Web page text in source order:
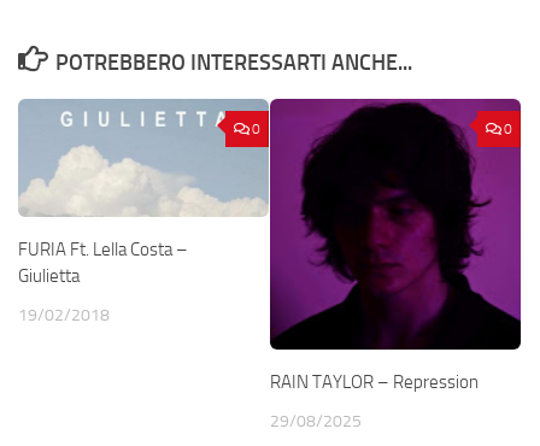
POTREBBERO INTERESSARTI ANCHE...
0
FURIA Ft. Lella Costa –
Giulietta
19/02/2018
0
RAIN TAYLOR – Repression
29/08/2025